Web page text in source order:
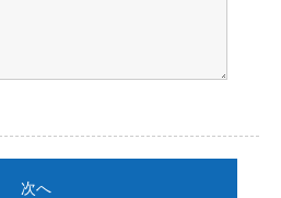
次へ